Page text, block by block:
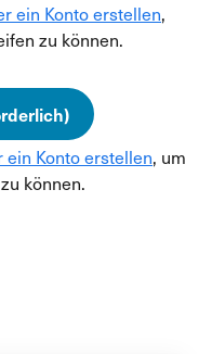
ein Konto erstellen,
zu können.
Konto erstellen, um
können.